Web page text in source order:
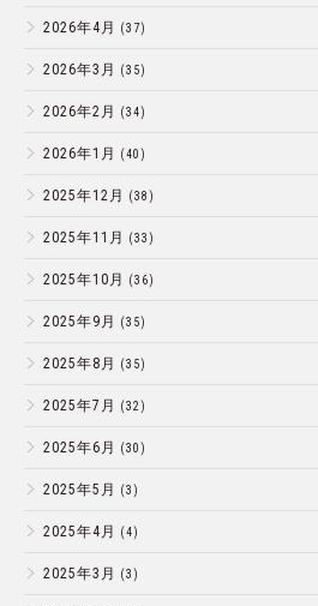
2026年4月 (37)
2026年3月 (35)
2026年2月 (34)
2026年1月 (40)
2025年12月 (38)
2025年11月 (33)
2025年10月 (36)
2025年9月 (35)
2025年8月 (35)
2025年7月 (32)
2025年6月 (30)
2025年5月 (3)
2025年4月 (4)
2025年3月 (3)